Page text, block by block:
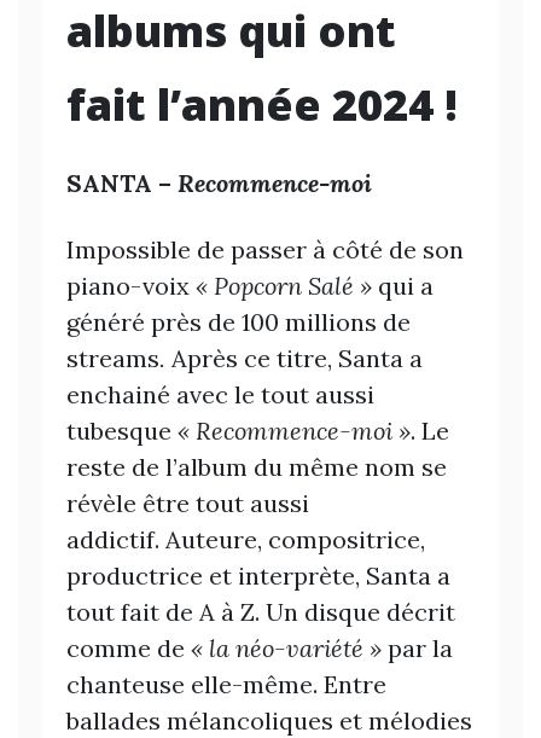
albums qui ont
fait l’année 2024 !
SANTA – Recommence-moi
Impossible de passer à côté de son
piano-voix « Popcorn Salé » qui a
généré près de 100 millions de
streams. Après ce titre, Santa a
enchainé avec le tout aussi
tubesque « Recommence-moi ». Le
reste de l’album du même nom se
révèle être tout aussi
addictif. Auteure, compositrice,
productrice et interprète, Santa a
tout fait de A à Z. Un disque décrit
comme de « la néo-variété » par la
chanteuse elle-même. Entre
ballades mélancoliques et mélodies